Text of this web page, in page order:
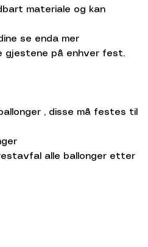
materiale og kan
se enda mer
gjestene på enhver fest.
, disse må festes til
alle ballonger etter